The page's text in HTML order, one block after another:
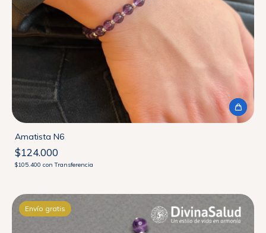
Amatista N6
$124.000
$105.400 con Transferencia
Envío gratis